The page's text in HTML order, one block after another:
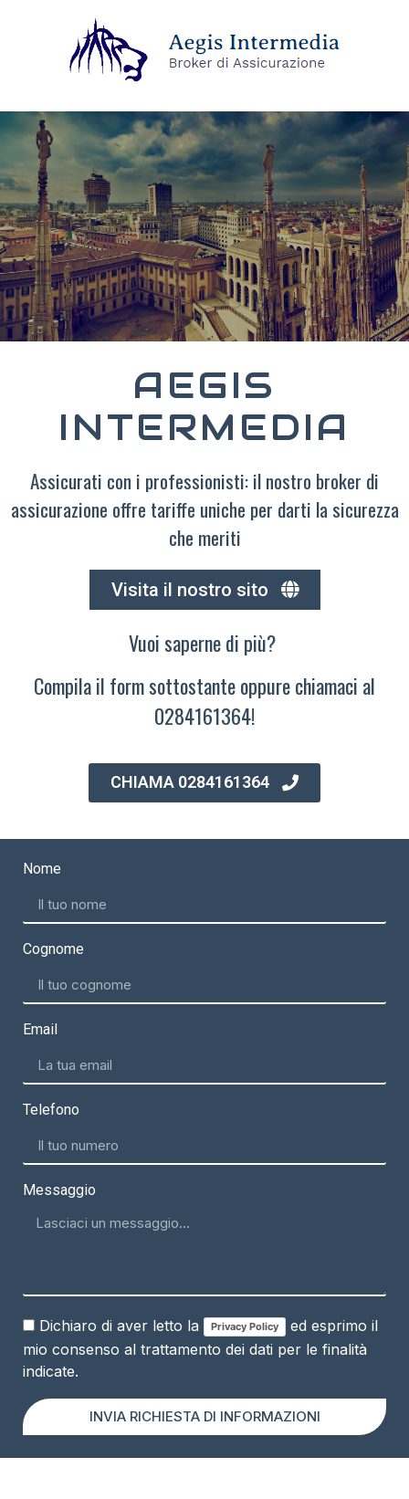
AEGIS
INTERMEDIA
Assicurati con i professionisti: il nostro broker di
assicurazione offre tariffe uniche per darti la sicurezza
che meriti
Visita il nostro sito
Vuoi saperne di più?
Compila il form sottostante oppure chiamaci al
0284161364!
CHIAMA 0284161364
Nome
Cognome
Email
Telefono
Messaggio
Dichiaro di aver letto la Privacy Policy
ed esprimo il
mio consenso al trattamento dei dati per le finalità
indicate.
INVIA RICHIESTA DI INFORMAZIONI